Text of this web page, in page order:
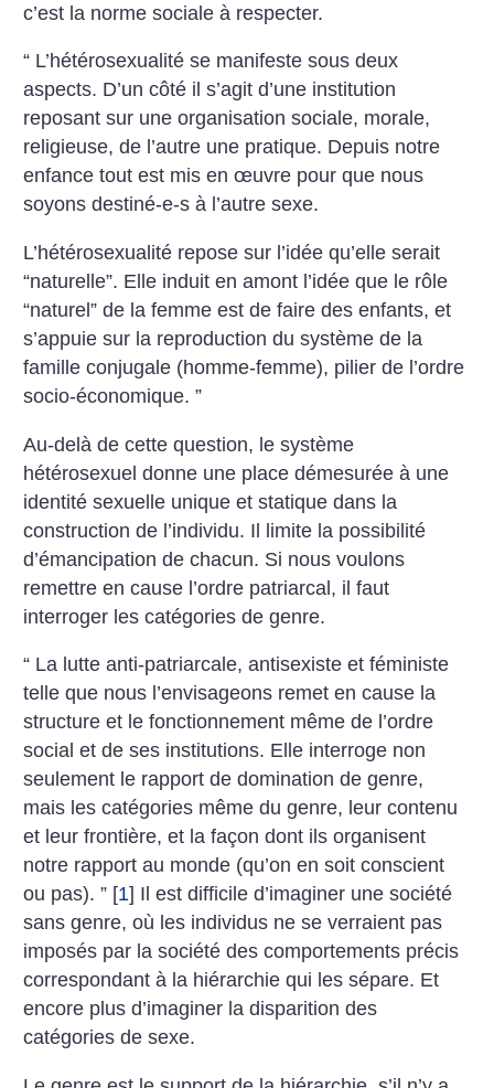
c’est la norme sociale à respecter.
“ L’hétérosexualité se manifeste sous deux
aspects. D’un côté il s’agit d’une institution
reposant sur une organisation sociale, morale,
religieuse, de l’autre une pratique. Depuis notre
enfance tout est mis en œuvre pour que nous
soyons destiné-e-s à l’autre sexe.
L’hétérosexualité repose sur l’idée qu’elle serait
“naturelle”. Elle induit en amont l’idée que le rôle
“naturel” de la femme est de faire des enfants, et
s’appuie sur la reproduction du système de la
famille conjugale (homme-femme), pilier de l’ordre
socio-économique. ”
Au-delà de cette question, le système
hétérosexuel donne une place démesurée à une
identité sexuelle unique et statique dans la
construction de l’individu. Il limite la possibilité
d’émancipation de chacun. Si nous voulons
remettre en cause l’ordre patriarcal, il faut
interroger les catégories de genre.
“ La lutte anti-patriarcale, antisexiste et féministe
telle que nous l’envisageons remet en cause la
structure et le fonctionnement même de l’ordre
social et de ses institutions. Elle interroge non
seulement le rapport de domination de genre,
mais les catégories même du genre, leur contenu
et leur frontière, et la façon dont ils organisent
notre rapport au monde (qu’on en soit conscient
ou pas). ” [1] Il est difficile d’imaginer une société
sans genre, où les individus ne se verraient pas
imposés par la société des comportements précis
correspondant à la hiérarchie qui les sépare. Et
encore plus d’imaginer la disparition des
catégories de sexe.